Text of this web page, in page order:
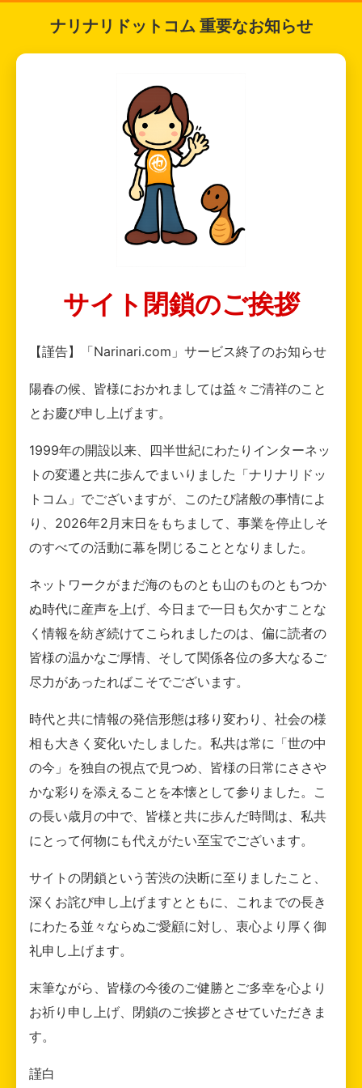
ナリナリドットコム 重要なお知らせ
サイト閉鎖のご挨拶
【謹告】「Narinari.com」サービス終了のお知らせ
陽春の候、皆様におかれましては益々ご清祥のこと
とお慶び申し上げます。
1999年の開設以来、四半世紀にわたりインターネッ
トの変遷と共に歩んでまいりました「ナリナリドッ
トコム」でございますが、このたび諸般の事情によ
り、2026年2月末日をもちまして、事業を停止しそ
のすべての活動に幕を閉じることとなりました。
ネットワークがまだ海のものとも山のものともつか
ぬ時代に産声を上げ、今日まで一日も欠かすことな
く情報を紡ぎ続けてこられましたのは、偏に読者の
皆様の温かなご厚情、そして関係各位の多大なるご
尽力があったればこそでございます。
時代と共に情報の発信形態は移り変わり、社会の様
相も大きく変化いたしました。私共は常に「世の中
の今」を独自の視点で見つめ、皆様の日常にささや
かな彩りを添えることを本懐として参りました。こ
の長い歳月の中で、皆様と共に歩んだ時間は、私共
にとって何物にも代えがたい至宝でございます。
サイトの閉鎖という苦渋の決断に至りましたこと、
深くお詫び申し上げますとともに、これまでの長き
にわたる並々ならぬご愛顧に対し、衷心より厚く御
礼申し上げます。
末筆ながら、皆様の今後のご健勝とご多幸を心より
お祈り申し上げ、閉鎖のご挨拶とさせていただきま
す。
謹白